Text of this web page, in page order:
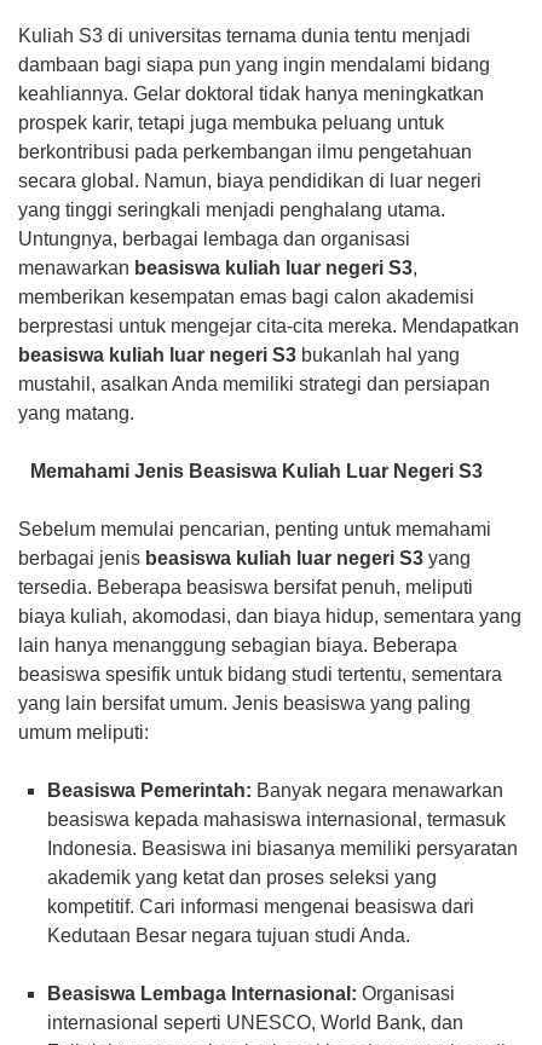
Kuliah S3 di universitas ternama dunia tentu menjadi
dambaan bagi siapa pun yang ingin mendalami bidang
keahliannya. Gelar doktoral tidak hanya meningkatkan
prospek karir, tetapi juga membuka peluang untuk
berkontribusi pada perkembangan ilmu pengetahuan
secara global. Namun, biaya pendidikan di luar negeri
yang tinggi seringkali menjadi penghalang utama.
Untungnya, berbagai lembaga dan organisasi
menawarkan beasiswa kuliah luar negeri S3,
memberikan kesempatan emas bagi calon akademisi
berprestasi untuk mengejar cita-cita mereka. Mendapatkan
beasiswa kuliah luar negeri S3 bukanlah hal yang
mustahil, asalkan Anda memiliki strategi dan persiapan
yang matang.
Memahami Jenis Beasiswa Kuliah Luar Negeri S3
Sebelum memulai pencarian, penting untuk memahami
berbagai jenis beasiswa kuliah luar negeri S3 yang
tersedia. Beberapa beasiswa bersifat penuh, meliputi
biaya kuliah, akomodasi, dan biaya hidup, sementara yang
lain hanya menanggung sebagian biaya. Beberapa
beasiswa spesifik untuk bidang studi tertentu, sementara
yang lain bersifat umum. Jenis beasiswa yang paling
umum meliputi:
Beasiswa Pemerintah: Banyak negara menawarkan
beasiswa kepada mahasiswa internasional, termasuk
Indonesia. Beasiswa ini biasanya memiliki persyaratan
akademik yang ketat dan proses seleksi yang
kompetitif. Cari informasi mengenai beasiswa dari
Kedutaan Besar negara tujuan studi Anda.
Beasiswa Lembaga Internasional: Organisasi
internasional seperti UNESCO, World Bank, dan